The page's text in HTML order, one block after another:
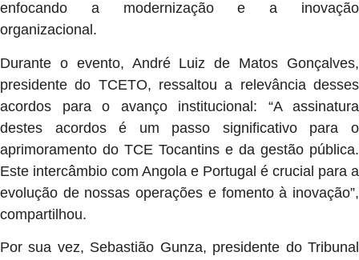
enfocando a modernização e a inovação
organizacional.
Durante o evento, André Luiz de Matos Gonçalves,
presidente do TCETO, ressaltou a relevância desses
acordos para o avanço institucional: “A assinatura
destes acordos é um passo significativo para o
aprimoramento do TCE Tocantins e da gestão pública.
Este intercâmbio com Angola e Portugal é crucial para a
evolução de nossas operações e fomento à inovação”,
compartilhou.
Por sua vez, Sebastião Gunza, presidente do Tribunal